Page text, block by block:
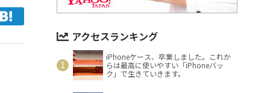
アクセスランキング
iPhoneケース、卒業しました。これか
らは最高に使いやすい「iPhoneバッ
ク」で生きていきます。